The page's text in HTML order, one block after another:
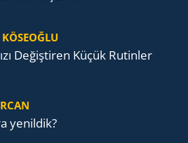
De­ğiş­ti­ren Küçük Ru­tin­ler
yenildik?